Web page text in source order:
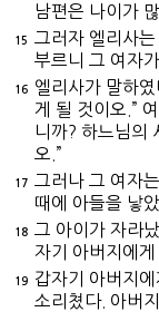
남편은 나이가
15
그러자 엘리사
부르니 그 여자
16
엘리사가 말하
게 될 것이오.”
니까? 하느님의
오.”
17
그러나 그 여자
때에 아들을 낳
18
그 아이가 자라
자기 아버지에게
19
갑자기 아버지
소리쳤다. 아버